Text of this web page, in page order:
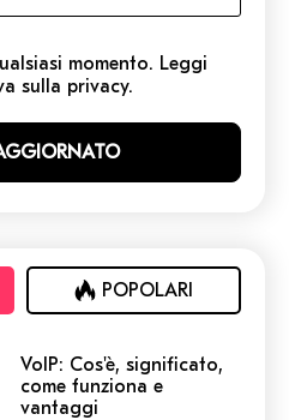
momento. Leggi
sulla privacy.
POPOLARI
VoIP: Cos'è, significato,
come funziona e
vantaggi